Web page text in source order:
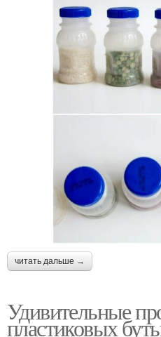
читать дальше →
Удивительные
пластиковых